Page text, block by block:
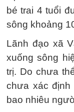
bé trai 4 tuổi
sông khoảng
Lãnh đạo xã
xuống sông
trị. Do chưa
chưa xác định
bao nhiêu